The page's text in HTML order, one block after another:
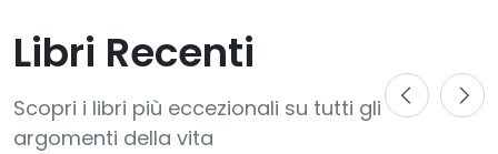
Libri Recenti
Scopri i libri più eccezionali su tutti gli
argomenti della vita